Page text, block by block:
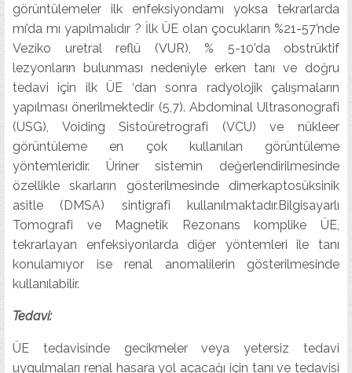
görüntülemeler ilk enfeksiyondamı yoksa tekrarlarda
mı’da mı yapılmalıdır ? İlk ÜE olan çocukların %21-57’nde
Veziko uretral reflü (VUR), % 5-10’da obstrüktif
lezyonların bulunması nedeniyle erken tanı ve doğru
tedavi için ilk ÜE ‘dan sonra radyolojik çalışmaların
yapılması önerilmektedir (5,7). Abdominal Ultrasonografi
(USG), Voiding Sistoüretrografi (VCU) ve nükleer
görüntüleme en çok kullanılan görüntüleme
yöntemleridir. Üriner sistemin değerlendirilmesinde
özellikle skarların gösterilmesinde dimerkaptosüksinik
asitle (DMSA) sintigrafi kullanılmaktadır.Bilgisayarlı
Tomografi ve Magnetik Rezonans komplike ÜE,
tekrarlayan enfeksiyonlarda diğer yöntemleri ile tanı
konulamıyor ise renal anomalilerin gösterilmesinde
kullanılabilir.
Tedavi:
ÜE tedavisinde gecikmeler veya yetersiz tedavi
uygulmaları renal hasara yol açacağı için tanı ve tedavisi